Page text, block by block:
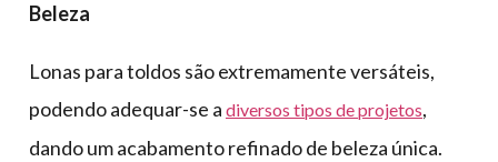
Beleza
Lonas para toldos são extremamente versáteis,
podendo adequar-se a diversos tipos de projetos,
dando um acabamento refinado de beleza única.